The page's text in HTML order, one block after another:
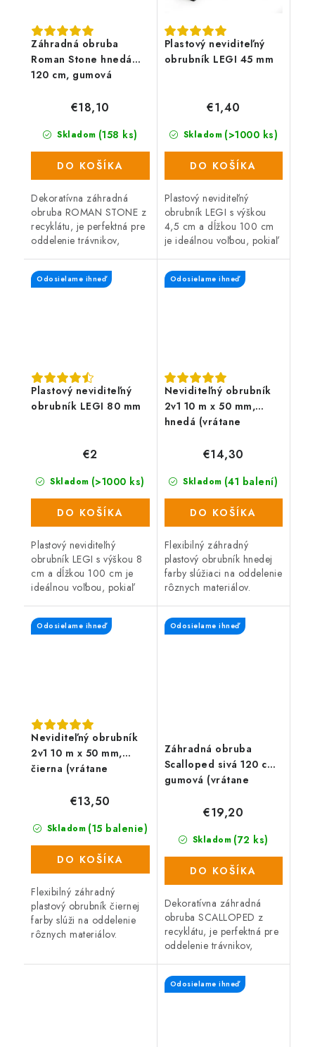
Záhradná obruba
Roman Stone hnedá
120 cm, gumová
Skladom (158 ks)
€18,10
DO KOŠÍKA
Dekoratívna záhradná
obruba ROMAN STONE z
recyklátu, je perfektná pre
oddelenie trávnikov,
alebo miest na odpočinok
na záhrade. Pružný,
Plastový neviditeľný
obrubník LEGI 45 mm
Skladom (>1000 ks)
€1,40
DO KOŠÍKA
Plastový neviditeľný
obrubník LEGI s výškou
4,5 cm a dĺžkou 100 cm
je ideálnou voľbou, pokiaľ
trávnik, zakončiť
zatrávňovacie tvárnice a
Plastový neviditeľný
obrubník LEGI 80 mm
Odosielame ihneď
Skladom (>1000 ks)
€2
DO KOŠÍKA
Plastový neviditeľný
obrubník LEGI s výškou 8
cm a dĺžkou 100 cm je
ideálnou voľbou, pokiaľ
trávnik, zakončiť
zatrávňovacie tvárnice a
Neviditeľný obrubník
2v1 10 m x 50 mm,
hnedá (vrátane
Odosielame ihneď
Skladom (41 balení)
€14,30
DO KOŠÍKA
Flexibilný záhradný
plastový obrubník hnedej
farby slúžiaci na oddelenie
rôznych materiálov.
obrubníka vrátane
kotviacich klincov (20 ks).
Neviditeľný obrubník
2v1 10 m x 50 mm,
čierna (vrátane
Odosielame ihneď
Skladom (15 balenie)
€13,50
DO KOŠÍKA
Flexibilný záhradný
plastový obrubník čiernej
farby slúži na oddelenie
rôznych materiálov.
obrubníka a 20 kotviacich
Záhradná obruba
Scalloped sivá 120 cm,
gumová (vrátane
Odosielame ihneď
Skladom (72 ks)
€19,20
DO KOŠÍKA
Dekoratívna záhradná
obruba SCALLOPED z
recyklátu, je perfektná pre
oddelenie trávnikov,
alebo miest na odpočinok
na záhrade. Pružný,
Odosielame ihneď